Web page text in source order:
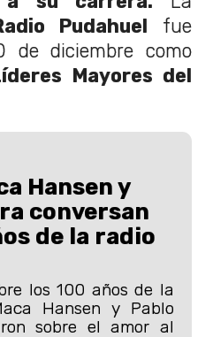
Pudahuel fue
de diciembre como
Mayores del
Hansen y
conversan
de la radio
los 100 años de la
Hansen y Pablo
sobre el amor al